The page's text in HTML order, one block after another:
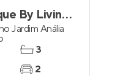
Home Boutique By Living Anália Franco
Jardim Anália
3
2